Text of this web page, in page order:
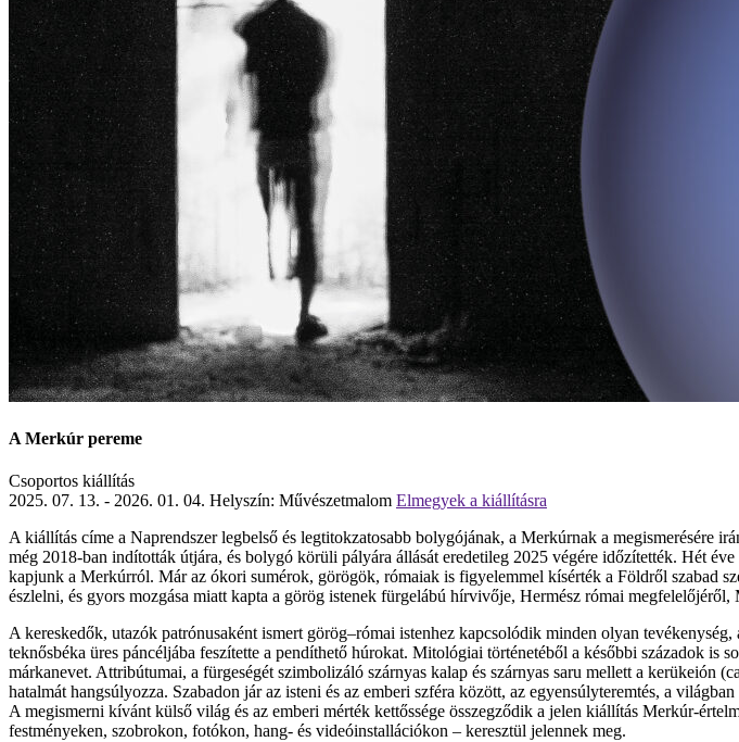
A Merkúr pereme
Csoportos kiállítás
2025. 07. 13. - 2026. 01. 04. Helyszín: Művészetmalom Elmegyek a kiállításra
A kiállítás címe a Naprendszer legbelső és legtitokzatosabb bolygójának, a Merkúrnak a megismerésére
még 2018-ban indították útjára, és bolygó körüli pályára állását eredetileg 2025 végére időzítették. Hét
kapjunk a Merkúrról. Már az ókori sumérok, görögök, rómaiak is figyelemmel kísérték a Földről szabad
észlelni, és gyors mozgása miatt kapta a görög istenek fürgelábú hírvivője, Hermész római megfelelőjéről,
A kereskedők, utazók patrónusaként ismert görög–római istenhez kapcsolódik minden olyan
teknősbéka üres páncéljába feszítette a pendíthető húrokat. Mitológiai történetéből a későbbi századok is
márkanevet. Attribútumai, a fürgeségét szimbolizáló szárnyas kalap és szárnyas saru mellett a
hatalmát hangsúlyozza. Szabadon jár az isteni és az emberi szféra között, az egyensúlyteremtés, a
A megismerni kívánt külső világ és az emberi mérték kettőssége összegződik a jelen kiállítás Merkúr-
festményeken, szobrokon, fotókon, hang- és videóinstallációkon – keresztül jelennek meg.